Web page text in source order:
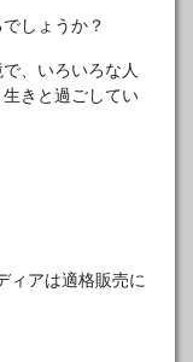
しょうか？
、いろいろな人
きと過ごしてい
ィアは適格販売に